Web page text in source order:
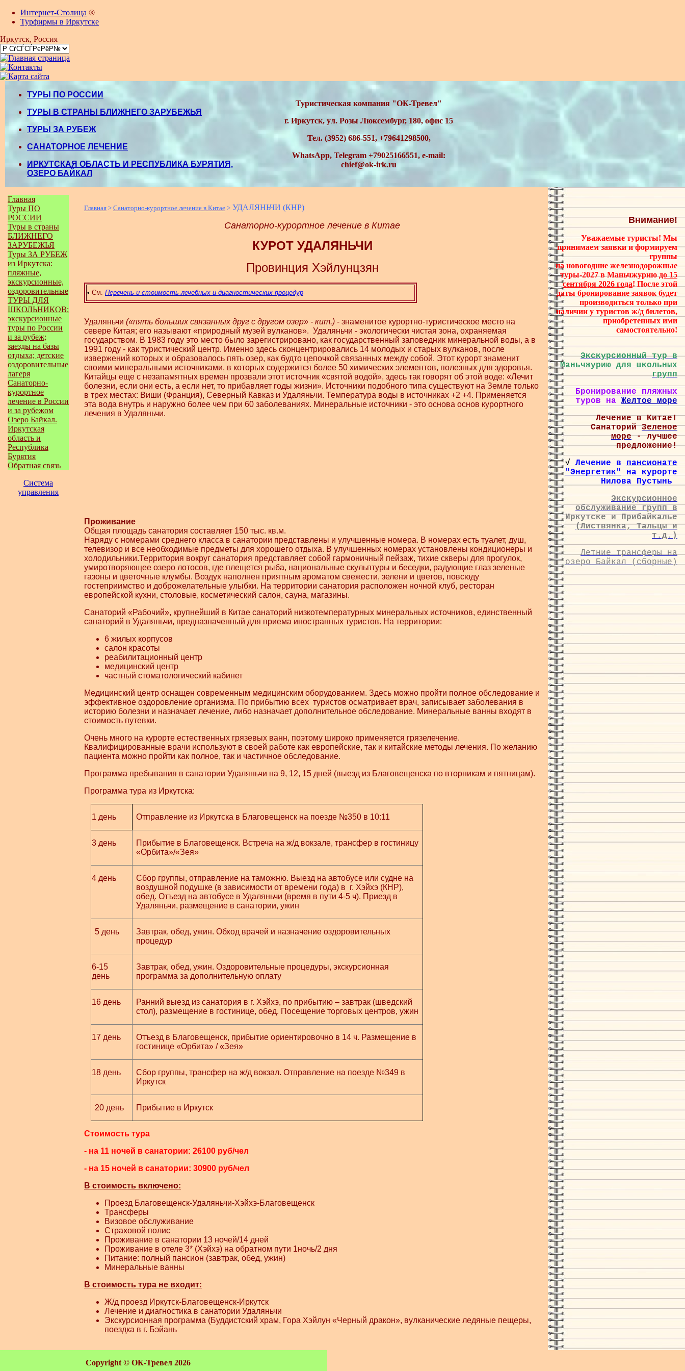
Интернет-Столица ®
Турфирмы в Иркутске
Иркутск, Россия
ТУРЫ ПО РОССИИ
ТУРЫ В СТРАНЫ БЛИЖНЕГО ЗАРУБЕЖЬЯ
ТУРЫ ЗА РУБЕЖ
САНАТОРНОЕ ЛЕЧЕНИЕ
ИРКУТСКАЯ ОБЛАСТЬ И РЕСПУБЛИКА БУРЯТИЯ,
ОЗЕРО БАЙКАЛ
Туристическая компания "ОК-Тревел"
г. Иркутск, ул. Розы Люксембург, 180, офис 15
Тел. (3952) 686-551, +79641298500,
WhatsApp, Telegram +79025166551, e-mail:
chief@ok-irk.ru
Главная
Туры ПО
РОССИИ
Туры в страны
БЛИЖНЕГО
ЗАРУБЕЖЬЯ
Туры ЗА РУБЕЖ
из Иркутска:
пляжные,
экскурсионные,
оздоровительные
ТУРЫ ДЛЯ
ШКОЛЬНИКОВ:
экскурсионные
туры по России
и за рубеж;
заезды на базы
отдыха; детские
оздоровительные
лагеря
Санаторно-
курортное
лечение в России
и за рубежом
Озеро Байкал.
Иркутская
область и
Республика
Бурятия
Обратная связь
Система
управления
Главная > Санаторно-курортное лечение в Китае > УДАЛЯНЬЧИ (КНР)
Санаторно-курортное лечение в Китае
КУРОТ УДАЛЯНЬЧИ
Провинция Хэйлунцзян
• См. Перечень и стоимость лечебных и диагностических процедур
Удаляньчи («пять больших связанных друг с другом озер» - кит.) - знаменитое курортно-туристическое место на
севере Китая; его называют «природный музей вулканов». Удаляньчи - экологически чистая зона, охраняемая
государством. В 1983 году это место было зарегистрировано, как государственный заповедник минеральной воды, а в
1991 году - как туристический центр. Именно здесь сконцентрировались 14 молодых и старых вулканов, после
извержений которых и образовалось пять озер, как будто цепочкой связанных между собой. Этот курорт знаменит
своими минеральными источниками, в которых содержится более 50 химических элементов, полезных для здоровья.
Китайцы еще с незапамятных времен прозвали этот источник «святой водой», здесь так говорят об этой воде: «Лечит
болезни, если они есть, а если нет, то прибавляет годы жизни». Источники подобного типа существуют на Земле только
в трех местах: Виши (Франция), Северный Кавказ и Удаляньчи. Температура воды в источниках +2 +4. Применяется
эта вода внутрь и наружно более чем при 60 заболеваниях. Минеральные источники - это основа основ курортного
лечения в Удаляньчи.
Проживание
Общая площадь санатория составляет 150 тыс. кв.м.
Наряду с номерами среднего класса в санатории представлены и улучшенные номера. В номерах есть туалет, душ,
телевизор и все необходимые предметы для хорошего отдыха. В улучшенных номерах установлены кондиционеры и
холодильники.Территория вокруг санатория представляет собой гармоничный пейзаж, тихие скверы для прогулок,
умиротворяющее озеро лотосов, где плещется рыба, национальные скульптуры и беседки, радующие глаз зеленые
газоны и цветочные клумбы. Воздух наполнен приятным ароматом свежести, зелени и цветов, повсюду
гостеприимство и доброжелательные улыбки. На территории санатория расположен ночной клуб, ресторан
европейской кухни, столовые, косметический салон, сауна, магазины.
Санаторий «Рабочий», крупнейший в Китае санаторий низкотемпературных минеральных источников, единственный
санаторий в Удаляньчи, предназначенный для приема иностранных туристов. На территории:
6 жилых корпусов
салон красоты
реабилитационный центр
медицинский центр
частный стоматологический кабинет
Медицинский центр оснащен современным медицинским оборудованием. Здесь можно пройти полное обследование и
эффективное оздоровление организма. По прибытию всех туристов осматривает врач, записывает заболевания в
историю болезни и назначает лечение, либо назначает дополнительное обследование. Минеральные ванны входят в
стоимость путевки.
Очень много на курорте естественных грязевых ванн, поэтому широко применяется грязелечение.
Квалифицированные врачи используют в своей работе как европейские, так и китайские методы лечения. По желанию
пациента можно пройти как полное, так и частичное обследование.
Программа пребывания в санатории Удаляньчи на 9, 12, 15 дней (выезд из Благовещенска по вторникам и пятницам).
Программа тура из Иркутска:
1 день Отправление из Иркутска в Благовещенск на поезде №350 в 10:11
3 день
Прибытие в Благовещенск. Встреча на ж/д вокзале, трансфер в гостиницу
«Орбита»/«Зея»
4 день
Сбор группы, отправление на таможню. Выезд на автобусе или судне на
воздушной подушке (в зависимости от времени года) в г. Хэйхэ (КНР),
обед. Отъезд на автобусе в Удаляньчи (время в пути 4-5 ч). Приезд в
Удаляньчи, размещение в санатории, ужин
5 день
Завтрак, обед, ужин. Обход врачей и назначение оздоровительных
процедур
6-15
день
Завтрак, обед, ужин. Оздоровительные процедуры, экскурсионная
программа за дополнительную оплату
16 день
Ранний выезд из санатория в г. Хэйхэ, по прибытию – завтрак (шведский
стол), размещение в гостинице, обед. Посещение торговых центров, ужин
17 день
Отъезд в Благовещенск, прибытие ориентировочно в 14 ч. Размещение в
гостинице «Орбита» / «Зея»
18 день
Сбор группы, трансфер на ж/д вокзал. Отправление на поезде №349 в
Иркутск
20 день Прибытие в Иркутск
Стоимость тура
- на 11 ночей в санатории: 26100 руб/чел
- на 15 ночей в санатории: 30900 руб/чел
В стоимость включено:
Проезд Благовещенск-Удаляньчи-Хэйхэ-Благовещенск
Трансферы
Визовое обслуживание
Страховой полис
Проживание в санатории 13 ночей/14 дней
Проживание в отеле 3* (Хэйхэ) на обратном пути 1ночь/2 дня
Питание: полный пансион (завтрак, обед, ужин)
Минеральные ванны
В стоимость тура не входит:
Ж/д проезд Иркутск-Благовещенск-Иркутск
Лечение и диагностика в санатории Удаляньчи
Экскурсионная программа (Буддистский храм, Гора Хэйлун «Черный дракон», вулканические ледяные пещеры,
поездка в г. Бэйань
Внимание!
Уважаемые туристы! Мы
принимаем заявки и формируем
группы
на новогодние железнодорожные
туры-2027 в Маньчжуриюдо 15
сентября 2026 года! После этой
даты бронирование заявок будет
производиться только при
наличии у туристов ж/д билетов,
приобретенных ими
самостоятельно!
Экскурсионный тур в
Маньчжурию для школьных
групп
Бронирование пляжных
туров на Желтое море
Лечение в Китае!
СанаторийЗеленое
море- лучшее
предложение!
√
Лечение в пансионате
"Энергетик"
на курорте
Нилова Пустынь
Экскурсионное
обслуживание групп в
Иркутске и Прибайкалье
(Листвянка, Тальцы и
т.д.)
Летние трансферы на
озеро Байкал (сборные)
Copyright © ОК-Тревел 2026